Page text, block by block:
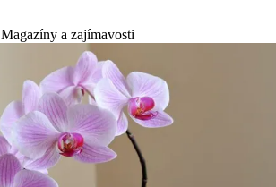
Magazíny a zajímavosti